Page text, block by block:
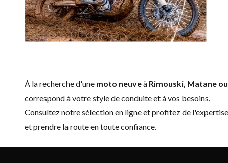
À la recherche d'une moto neuveà Rimouski, Matane
correspond à votre style de conduite et à vos besoins.
Consultez notre sélection en ligne et profitez de
et prendre la route en toute confiance.